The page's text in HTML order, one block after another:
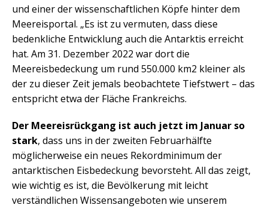
und einer der wissenschaftlichen Köpfe hinter dem
Meereisportal. „Es ist zu vermuten, dass diese
bedenkliche Entwicklung auch die Antarktis erreicht
hat. Am 31. Dezember 2022 war dort die
Meereisbedeckung um rund 550.000 km2 kleiner als
der zu dieser Zeit jemals beobachtete Tiefstwert – das
entspricht etwa der Fläche Frankreichs.
Der Meereisrückgang ist auch jetzt im Januar so
stark, dass uns in der zweiten Februarhälfte
möglicherweise ein neues Rekordminimum der
antarktischen Eisbedeckung bevorsteht. All das zeigt,
wie wichtig es ist, die Bevölkerung mit leicht
verständlichen Wissensangeboten wie unserem